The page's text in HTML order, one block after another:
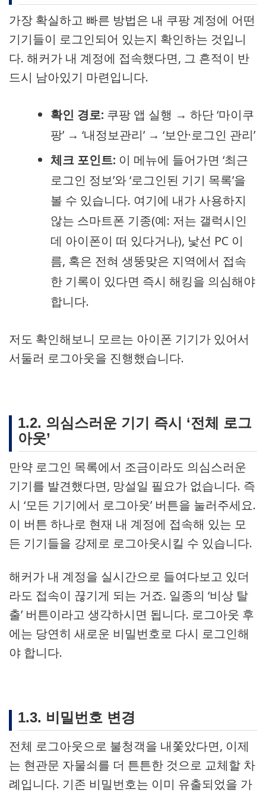
가장 확실하고 빠른 방법은 내 쿠팡 계정에 어떤
기기들이 로그인되어 있는지 확인하는 것입니
다. 해커가 내 계정에 접속했다면, 그 흔적이 반
드시 남아있기 마련입니다.
확인 경로: 쿠팡 앱 실행 → 하단 ‘마이쿠
팡’ → ‘내정보관리’ → ‘보안·로그인 관리’
체크 포인트: 이 메뉴에 들어가면 ‘최근
로그인 정보’와 ‘로그인된 기기 목록’을
볼 수 있습니다. 여기에 내가 사용하지
않는 스마트폰 기종(예: 저는 갤럭시인
데 아이폰이 떠 있다거나), 낯선 PC 이
름, 혹은 전혀 생뚱맞은 지역에서 접속
한 기록이 있다면 즉시 해킹을 의심해야
합니다.
저도 확인해보니 모르는 아이폰 기기가 있어서
서둘러 로그아웃을 진행했습니다.
1.2. 의심스러운 기기 즉시 ‘전체 로그
아웃’
만약 로그인 목록에서 조금이라도 의심스러운
기기를 발견했다면, 망설일 필요가 없습니다. 즉
시 ‘모든 기기에서 로그아웃’ 버튼을 눌러주세요.
이 버튼 하나로 현재 내 계정에 접속해 있는 모
든 기기들을 강제로 로그아웃시킬 수 있습니다.
해커가 내 계정을 실시간으로 들여다보고 있더
라도 접속이 끊기게 되는 거죠. 일종의 ‘비상 탈
출’ 버튼이라고 생각하시면 됩니다. 로그아웃 후
에는 당연히 새로운 비밀번호로 다시 로그인해
야 합니다.
1.3. 비밀번호 변경
전체 로그아웃으로 불청객을 내쫓았다면, 이제
는 현관문 자물쇠를 더 튼튼한 것으로 교체할 차
례입니다. 기존 비밀번호는 이미 유출되었을 가